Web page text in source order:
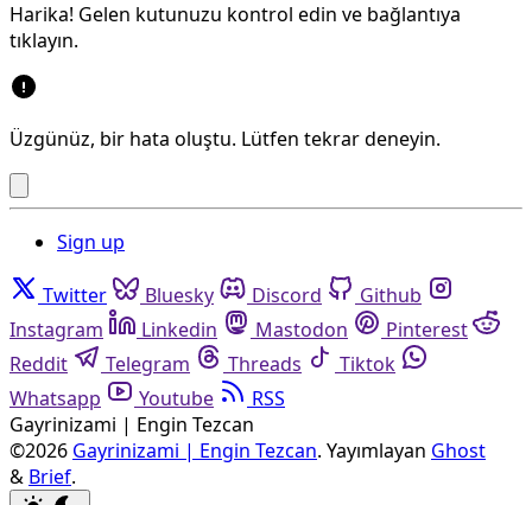
Harika! Gelen kutunuzu kontrol edin ve bağlantıya
tıklayın.
Üzgünüz, bir hata oluştu. Lütfen tekrar deneyin.
Sign up
Twitter Bluesky Discord
Github
Instagram
Linkedin Mastodon
Pinterest
Reddit
Telegram Threads
Tiktok
Whatsapp
Youtube
RSS
Gayrinizami | Engin Tezcan
©2026 Gayrinizami | Engin Tezcan. Yayımlayan Ghost
& Brief.